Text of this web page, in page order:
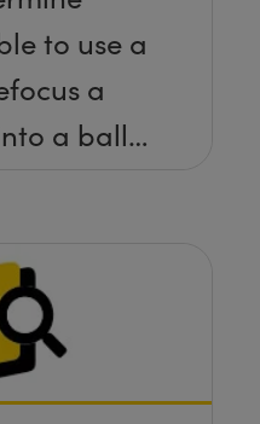
to use a
a
a ball
to use
required